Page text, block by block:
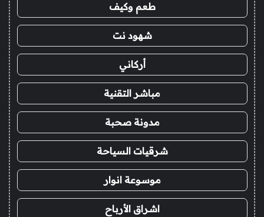
طعم وكيف
شهود نت
أركاني
مباشر التقنية
مدونة صحبة
شرقيات السياحة
موسوعة انوار
اشراق الأرباح